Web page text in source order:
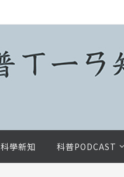
科學新知 科普PODCAST